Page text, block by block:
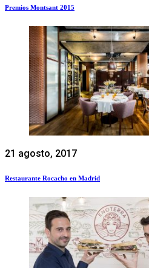
Premios Montsant 2015
21 agosto, 2017
Restaurante Rocacho en Madrid